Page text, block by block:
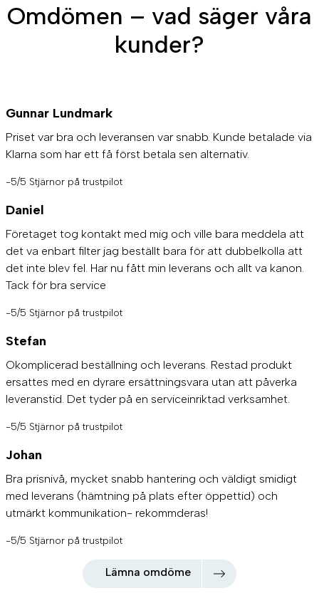
Omdömen – vad säger våra
kunder?
Gunnar Lundmark
Priset var bra och leveransen var snabb. Kunde betalade via
Klarna som har ett få först betala sen alternativ.
-5/5 Stjärnor på trustpilot
Daniel
Företaget tog kontakt med mig och ville bara meddela att
det va enbart filter jag beställt bara för att dubbelkolla att
det inte blev fel. Har nu fått min leverans och allt va kanon.
Tack för bra service
-5/5 Stjärnor på trustpilot
Stefan
Okomplicerad beställning och leverans. Restad produkt
ersattes med en dyrare ersättningsvara utan att påverka
leveranstid. Det tyder på en serviceinriktad verksamhet.
-5/5 Stjärnor på trustpilot
Johan
Bra prisnivå, mycket snabb hantering och väldigt smidigt
med leverans (hämtning på plats efter öppettid) och
utmärkt kommunikation- rekommderas!
-5/5 Stjärnor på trustpilot
Lämna omdöme